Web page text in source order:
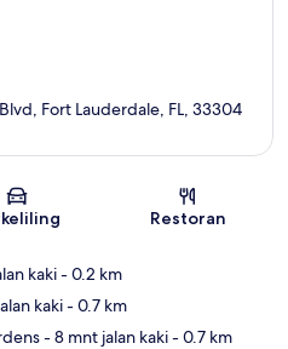
Peta
Fort Lauderdale, FL, 33304
Restoran
kaki- 0.2 km
kaki- 0.7 km
- 8 mnt jalan kaki- 0.7 km